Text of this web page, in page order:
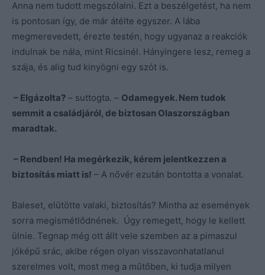
Anna nem tudott megszólalni. Ezt a beszélgetést, ha nem
is pontosan így, de már átélte egyszer. A lába
megmerevedett, érezte testén, hogy ugyanaz a reakciók
indulnak be nála, mint Ricsinél. Hányingere lesz, remeg a
szája, és alig tud kinyögni egy szót is.
– Elgázolta? – suttogta. – Odamegyek. Nem tudok
semmit a családjáról, de biztosan Olaszországban
maradtak.
– Rendben! Ha megérkezik, kérem jelentkezzen a
biztosítás miatt is! – A nővér ezután bontotta a vonalat.
Baleset, elütötte valaki, biztosítás? Mintha az események
sorra megismétlődnének. Úgy remegett, hogy le kellett
ülnie. Tegnap még ott állt vele szemben az a pimaszul
jóképű srác, akibe régen olyan visszavonhatatlanul
szerelmes volt, most meg a műtőben, ki tudja milyen